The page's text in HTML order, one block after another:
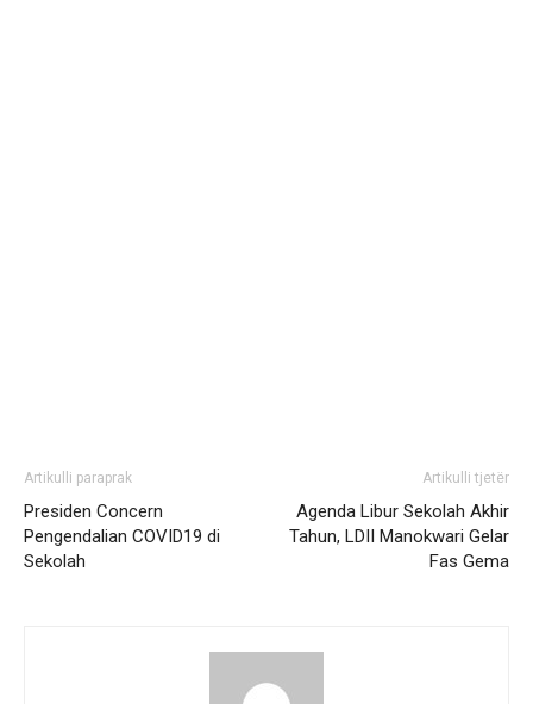
Artikulli paraprak
Presiden Concern
Pengendalian COVID19 di
Sekolah
Artikulli tjetër
Agenda Libur Sekolah Akhir
Tahun, LDII Manokwari Gelar
Fas Gema